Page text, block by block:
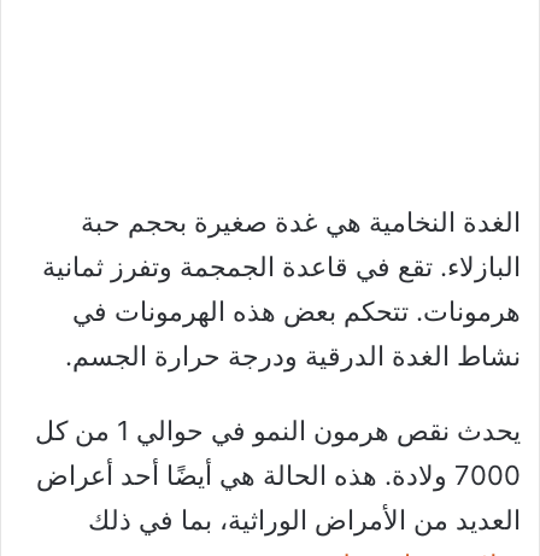
الغدة النخامية هي غدة صغيرة بحجم حبة
البازلاء. تقع في قاعدة الجمجمة وتفرز ثمانية
هرمونات. تتحكم بعض هذه الهرمونات في
نشاط الغدة الدرقية ودرجة حرارة الجسم.
يحدث نقص هرمون النمو في حوالي 1 من كل
7000 ولادة. هذه الحالة هي أيضًا أحد أعراض
العديد من الأمراض الوراثية، بما في ذلك